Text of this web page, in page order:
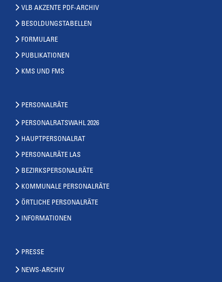
VLB AKZENTE PDF-ARCHIV
BESOLDUNGSTABELLEN
FORMULARE
PUBLIKATIONEN
KMS UND FMS
PERSONALRÄTE
PERSONALRATSWAHL 2026
HAUPTPERSONALRAT
PERSONALRÄTE LAS
BEZIRKSPERSONALRÄTE
KOMMUNALE PERSONALRÄTE
ÖRTLICHE PERSONALRÄTE
INFORMATIONEN
PRESSE
NEWS-ARCHIV